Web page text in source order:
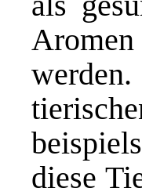
diese